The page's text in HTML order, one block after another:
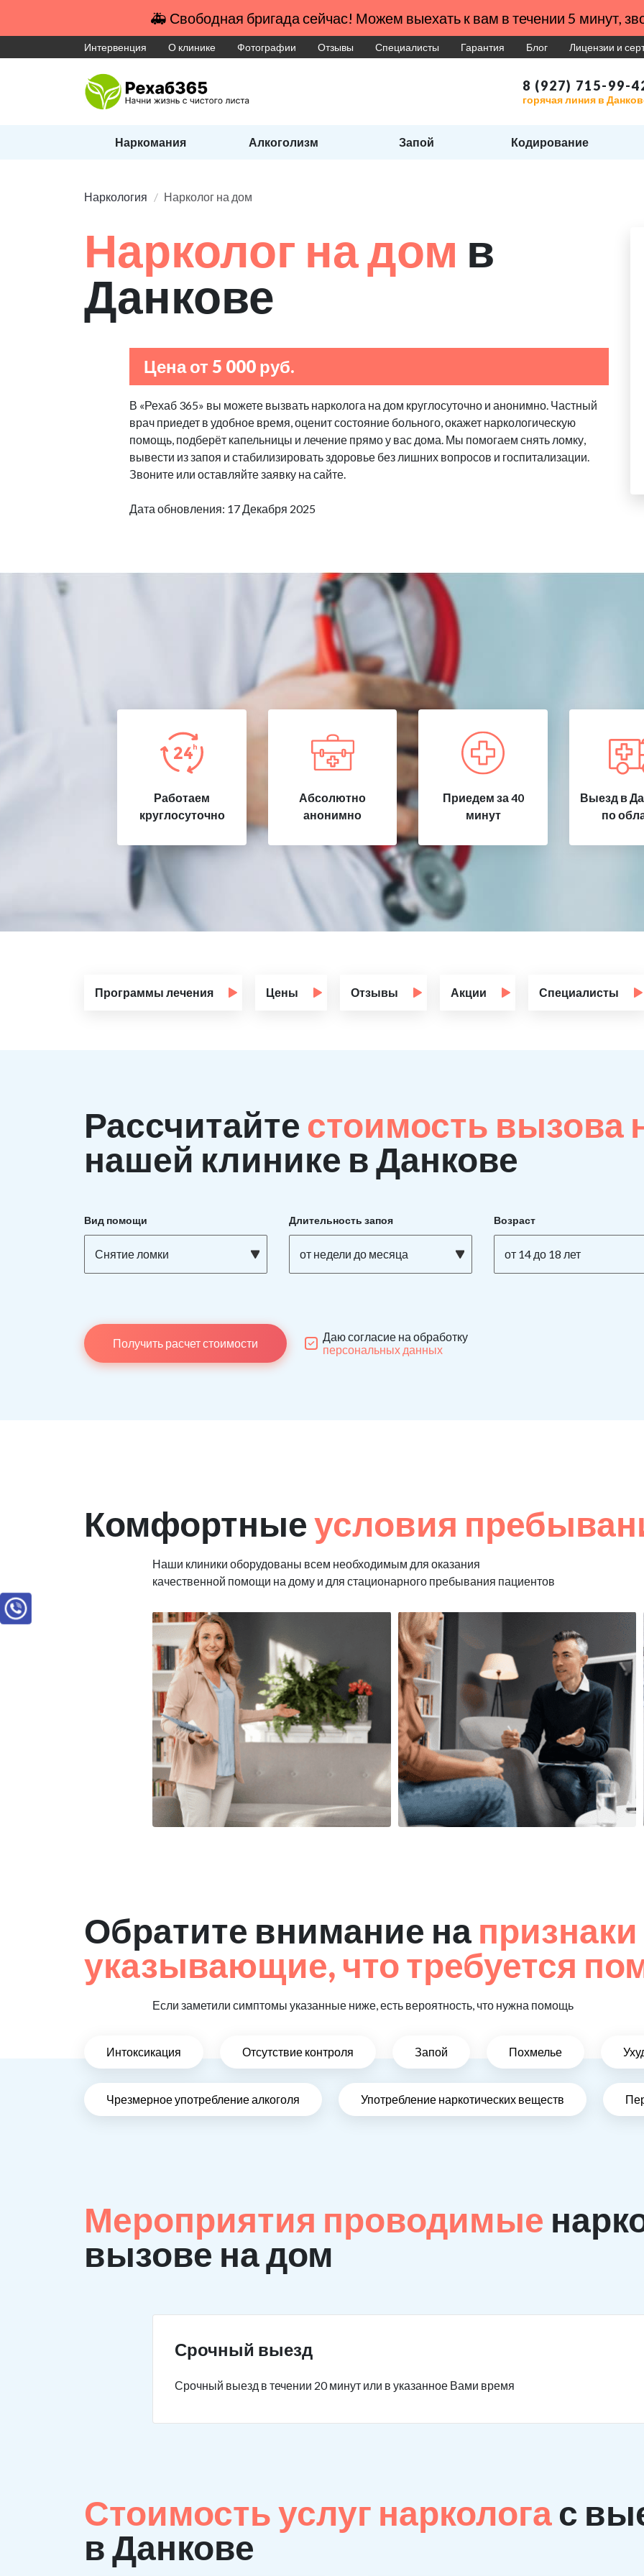
🚑 Свободная бригада сейчас! Можем выехать к вам в течении 5 минут,
Интервенция О клинике Фотографии Отзывы Специалисты Гарантия Блог Лицензии и
8 (927) 715-99-
горячая линия в
Наркомания Алкоголизм Запой Кодирование
Наркология Нарколог на дом
Нарколог на дом в
Данкове
Цена от 5 000 руб.
В «Рехаб 365» вы можете вызвать нарколога на дом круглосуточно и анонимно. Частный
врач приедет в удобное время, оценит состояние больного, окажет наркологическую
помощь, подберёт капельницы и лечение прямо у вас дома. Мы помогаем снять ломку,
вывести из запоя и стабилизировать здоровье без лишних вопросов и госпитализации.
Звоните или оставляйте заявку на сайте.
Дата обновления: 17 Декабря 2025
Работаем
круглосуточно
Абсолютно
анонимно
Приедем за 40
минут
Выезд в
по
Программы лечения Цены Отзывы Акции Специалисты
Рассчитайте стоимость вызова
нашей клинике в Данкове
Вид помощи
Снятие ломки
Длительность запоя
от недели до месяца
Возраст
от 14 до 18 лет
Получить расчет стоимости
Даю согласие на обработку
персональных данных
Комфортныеусловия
Наши клиники оборудованы всем необходимым для оказания
качественной помощи на дому и для стационарного пребывания пациентов
Обратите внимание на признаки
указывающие, что требуется
Если заметили симптомы указанные ниже, есть вероятность, что нужна помощь
Интоксикация Отсутствие контроля Запой Похмелье
Чрезмерное употребление алкоголя Употребление наркотических веществ
Мероприятия проводимые
вызове на дом
Срочный выезд
Срочный выезд в течении 20 минут или в указанное Вами время
Стоимость услуг наркологас
в Данкове